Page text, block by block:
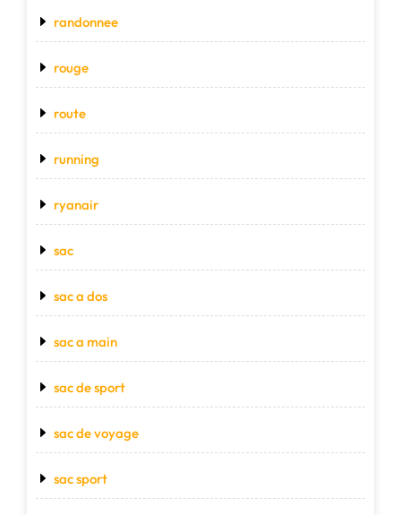
randonnee
rouge
route
running
ryanair
sac
sac a dos
sac a main
sac de sport
sac de voyage
sac sport